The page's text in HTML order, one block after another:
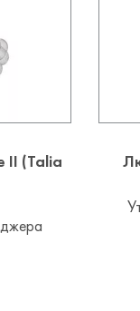
II (Talia